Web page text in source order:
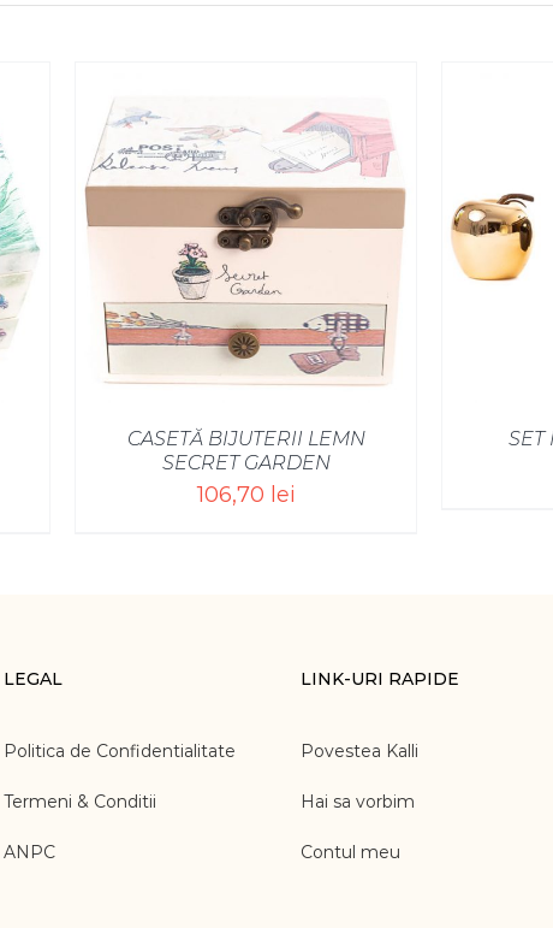
CASETĂ BIJUTERII LEMN
SECRET GARDEN
106,70 lei
SET
LEGAL
Politica de Confidentialitate
Termeni & Conditii
ANPC
LINK-URI RAPIDE
Povestea Kalli
Hai sa vorbim
Contul meu